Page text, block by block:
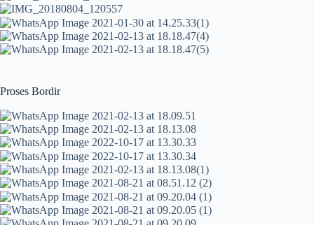
Proses Bordir